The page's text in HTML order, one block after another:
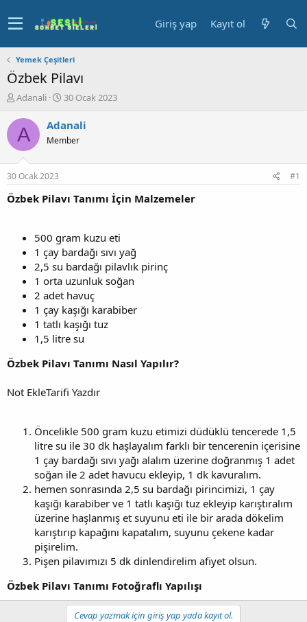
Giriş yap Kayıt ol
Yemek Çeşitleri
Özbek Pilavı
K
n
u
y
b
a
ş
Adanali
B
ş
a
ç
i
h
30 Ocak 2023
A Adanali
Member
30 Ocak 2023 #1
Özbek Pilavı Tanımı İçin Malzemeler
500 gram kuzu eti
1 çay bardağı sıvı yağ
2,5 su bardağı pilavlık pirinç
1 orta uzunluk soğan
2 adet havuç
1 çay kaşığı karabiber
1 tatlı kaşığı tuz
1,5 litre su
Özbek Pilavı Tanımı Nasıl Yapılır?
Not EkleTarifi Yazdır
Öncelikle 500 gram kuzu etimizi düdüklü tencerede 1,5
litre su ile 30 dk haşlayalım farklı bir tencerenin içerisine
1 çay bardağı sıvı yağı alalım üzerine doğranmış 1 adet
soğan ile 2 adet havucu ekleyip, 1 dk kavuralım.
hemen sonrasında 2,5 su bardağı pirincimizi, 1 çay
kaşığı karabiber ve 1 tatlı kaşığı tuz ekleyip karıştıralım
üzerine haşlanmış et suyunu eti ile bir arada dökelim
karıştırıp kapağını kapatalım, suyunu çekene kadar
pişirelim.
Pişen pilavımızı 5 dk dinlendirelim afiyet olsun.
Özbek Pilavı Tanımı Fotoğraflı Yapılışı
Cevap yazmak için giriş yap yada kayıt ol.